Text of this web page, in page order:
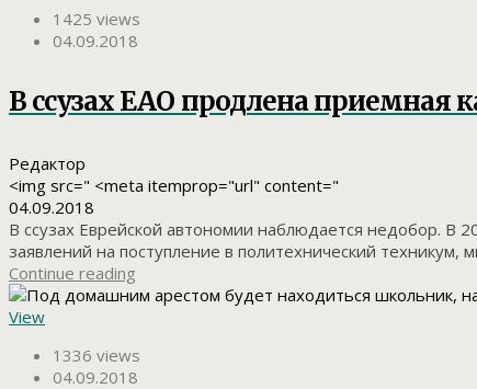
1425 views
04.09.2018
В ссузах ЕАО продлена приемная
Редактор
<img src=" <meta itemprop="url" content="
04.09.2018
В ссузах Еврейской автономии наблюдается недобор. В
заявлений на поступление в политехнический техникум,
Continue reading
View
1336 views
04.09.2018